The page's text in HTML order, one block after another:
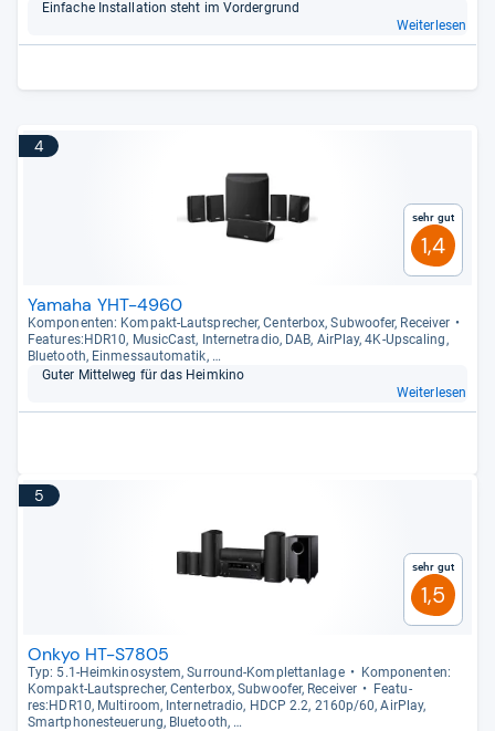
Ein­fa­che Instal­la­tion steht im Vor­der­grund
Weiterlesen
4
Sehr gut
1,4
Yamaha YHT-4960
Kom­po­nen­ten: Kom­pakt-​Laut­spre­cher, Cen­ter­box, Sub­woofer, Recei­ver
Fea­tu­res:HDR10, Music­Cast, Inter­ne­tra­dio, DAB, Air­Play, 4K-​Ups­ca­ling,
Blue­tooth, Ein­mess­au­to­ma­tik, …
Guter Mit­tel­weg für das Heim­kino
Weiterlesen
5
Sehr gut
1,5
Onkyo HT-S7805
Typ: 5.1-​Heim­ki­no­sys­tem, Sur­round-​Kom­plett­an­lage
Kom­po­nen­ten:
Kom­pakt-​Laut­spre­cher, Cen­ter­box, Sub­woofer, Recei­ver
Fea­tu­
res:HDR10, Mul­ti­room, Inter­ne­tra­dio, HDCP 2.2, 2160p/60, Air­Play,
Smart­pho­ne­steue­rung, Blue­tooth, …